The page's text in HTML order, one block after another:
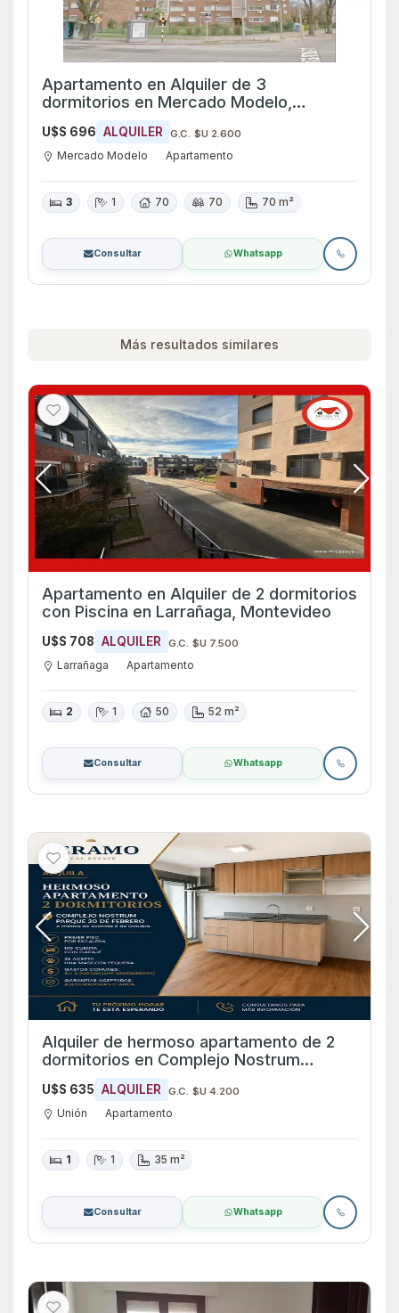
Apartamento en Alquiler de 3
dormitorios en Mercado Modelo,
Montevideo
U$S 696 ALQUILER G.C. $U 2.600
Mercado Modelo Apartamento
3 1 70 70 70 m²
Consultar Whatsapp
Más resultados similares
Apartamento en Alquiler de 2 dormitorios
con Piscina en Larrañaga, Montevideo
U$S 708 ALQUILER G.C. $U 7.500
Larrañaga Apartamento
2 1 50 52 m²
Consultar Whatsapp
Alquiler de hermoso apartamento de 2
dormitorios en Complejo Nostrum
Parque
U$S 635 ALQUILER G.C. $U 4.200
Unión Apartamento
1 1 35 m²
Consultar Whatsapp